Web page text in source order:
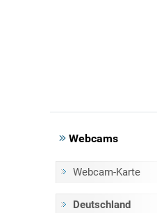
Webcams
Webcam-Karte
Deutschland